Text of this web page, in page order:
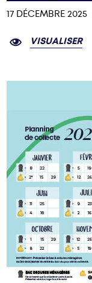
17 DÉCEMBRE 2025
VISUALISER